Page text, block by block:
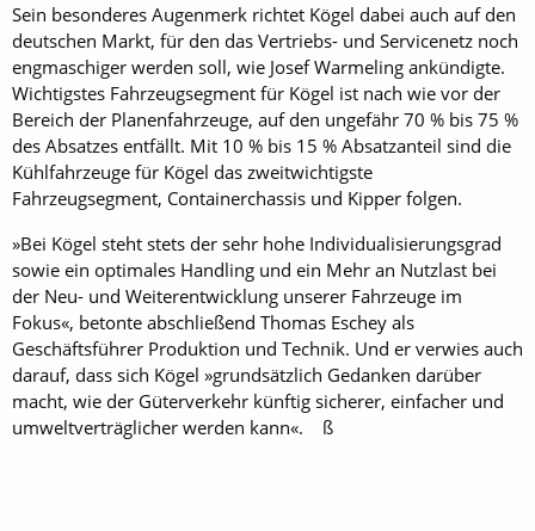
Sein besonderes Augenmerk richtet Kögel dabei auch auf den
deutschen Markt, für den das Vertriebs- und Servicenetz noch
engmaschiger werden soll, wie Josef Warmeling ankündigte.
Wichtigstes Fahrzeugsegment für Kögel ist nach wie vor der
Bereich der Planenfahrzeuge, auf den ungefähr 70 % bis 75 %
des Absatzes entfällt. Mit 10 % bis 15 % Absatzanteil sind die
Kühlfahrzeuge für Kögel das zweitwichtigste
Fahrzeugsegment, Containerchassis und Kipper folgen.
»Bei Kögel steht stets der sehr hohe Individualisierungsgrad
sowie ein optimales Handling und ein Mehr an Nutzlast bei
der Neu- und Weiterentwicklung unserer Fahrzeuge im
Fokus«, betonte abschließend Thomas Eschey als
Geschäftsführer Produktion und Technik. Und er verwies auch
darauf, dass sich Kögel »grundsätzlich Gedanken darüber
macht, wie der Güterverkehr künftig sicherer, einfacher und
umweltverträglicher werden kann«. ß